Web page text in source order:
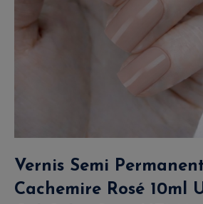
Vernis Semi
Cachemire Rosé 10ml